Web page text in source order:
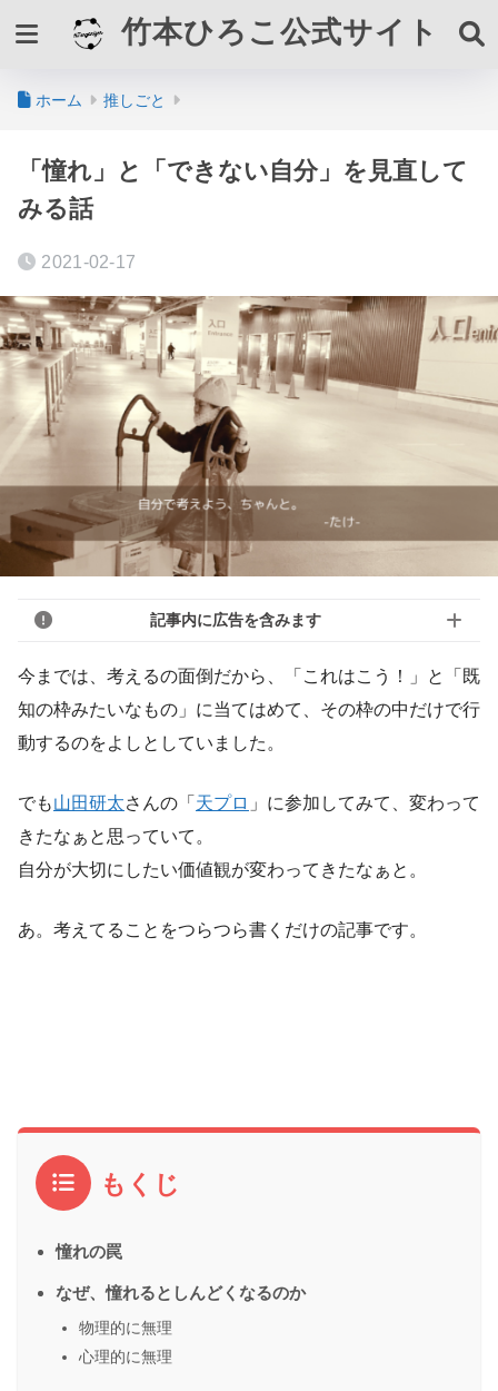
竹本ひろこ公式サイト
ホーム 推しごと
「憧れ」と「できない自分」を見直して
みる話
2021-02-17
記事内に広告を含みます
今までは、考えるの面倒だから、「これはこう！」と「既
知の枠みたいなもの」に当てはめて、その枠の中だけで行
動するのをよしとしていました。
でも山田研太さんの「 天プロ 」に参加してみて、変わって
きたなぁと思っていて。
自分が大切にしたい価値観が変わってきたなぁと。
あ。考えてることをつらつら書くだけの記事です。
もくじ
憧れの罠
なぜ、憧れるとしんどくなるのか
物理的に無理
心理的に無理